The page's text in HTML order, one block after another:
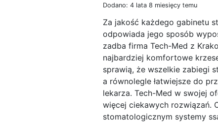
Dodano: 4 lata 8 miesięcy temu
Za jakość każdego gabinetu
odpowiada jego sposób
zadba firma Tech-Med z
najbardziej komfortowe
sprawią, że wszelkie zabiegi
a równolegle łatwiejsze do
lekarza. Tech-Med w swojej
więcej ciekawych rozwiązań.
stomatologicznym systemy